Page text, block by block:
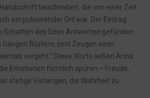
des Fremden
Nebel
um den Sankelmarker See: Die Reise ins
Punkt
und neue Pläne
des Sankelmarker Sees – per
beschrieben, die von einer Zeit
ein pulsierender Ort war. Der Eintrag
Schatten des Sees Antworten gefunden.
Gängen flüstern, sind Zeugen einer
vergeht.“ Diese Worte ließen Anna
Emotionen förmlich spüren – Freude,
stetige Verlangen, die Wahrheit zu